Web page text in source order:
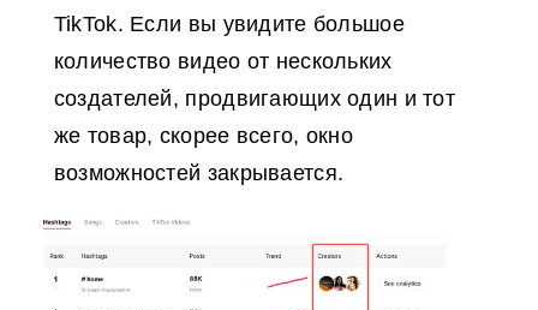
TikTok. Если вы увидите большое
количество видео от нескольких
создателей, продвигающих один и тот
же товар, скорее всего, окно
возможностей закрывается.